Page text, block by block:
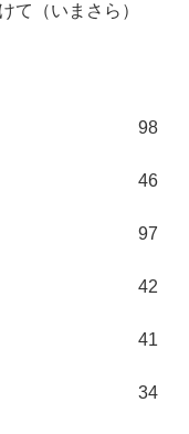
て（いまさら）
98
46
97
42
41
34